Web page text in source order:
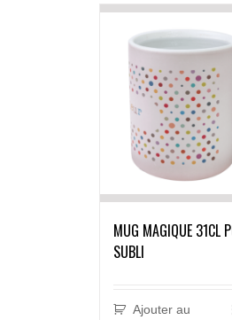
MUG MAGIQUE 31CL
SUBLI
Ajouter au